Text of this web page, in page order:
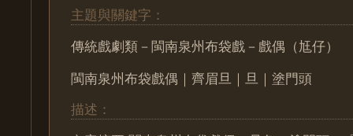
主題與關鍵字：
傳統戲劇類－閩南泉州布袋戲－戲偶（尪仔）
閩南泉州布袋戲偶｜齊眉旦｜旦｜塗門頭
描述：